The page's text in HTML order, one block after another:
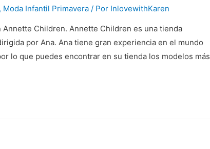
, Moda Infantil Primavera / Por InlovewithKaren
Children. Annette Children es una tienda
por Ana. Ana tiene gran experiencia en el mundo
lo que puedes encontrar en su tienda los modelos más